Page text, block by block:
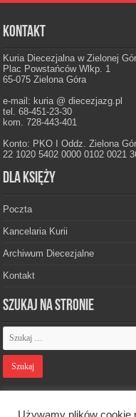
Kontakt
Kuria Diecezjalna w Zielonej
Plac Powstańców Wlkp. 1
65-075 Zielona Góra
e-mail: kuria @ diecezjazg.pl
tel. 68-451-23-30
kom. 728-443-401
Konto: PKO I Oddz. Zielona
22 1020 5402 0000 0102 0021
Dla księży
Poczta
Kancelaria Kurii
Archiwum Diecezjalne
Kontakt
Szukaj na stronie